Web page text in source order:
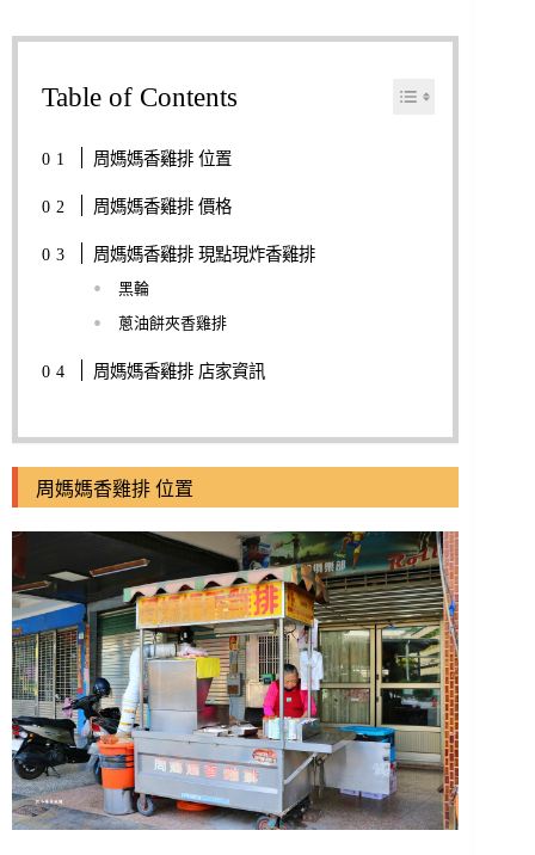
Table of Contents
周媽媽香雞排 位置
周媽媽香雞排 價格
周媽媽香雞排 現點現炸香雞排
黑輪
蔥油餅夾香雞排
周媽媽香雞排 店家資訊
周媽媽香雞排 位置